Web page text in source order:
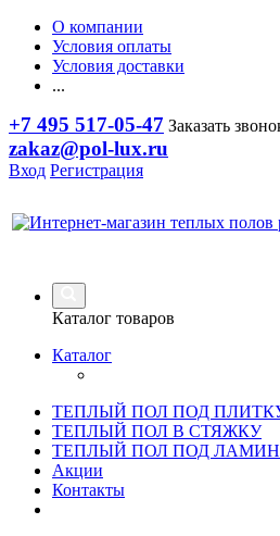
О компании
Условия оплаты
Условия доставки
...
+7 495 517-05-47 Заказать
zakaz@pol-lux.ru
Вход Регистрация
Каталог товаров
Каталог
ТЕПЛЫЙ ПОЛ ПОД
ТЕПЛЫЙ ПОЛ В СТЯЖКУ
ТЕПЛЫЙ ПОЛ ПОД
Акции
Контакты